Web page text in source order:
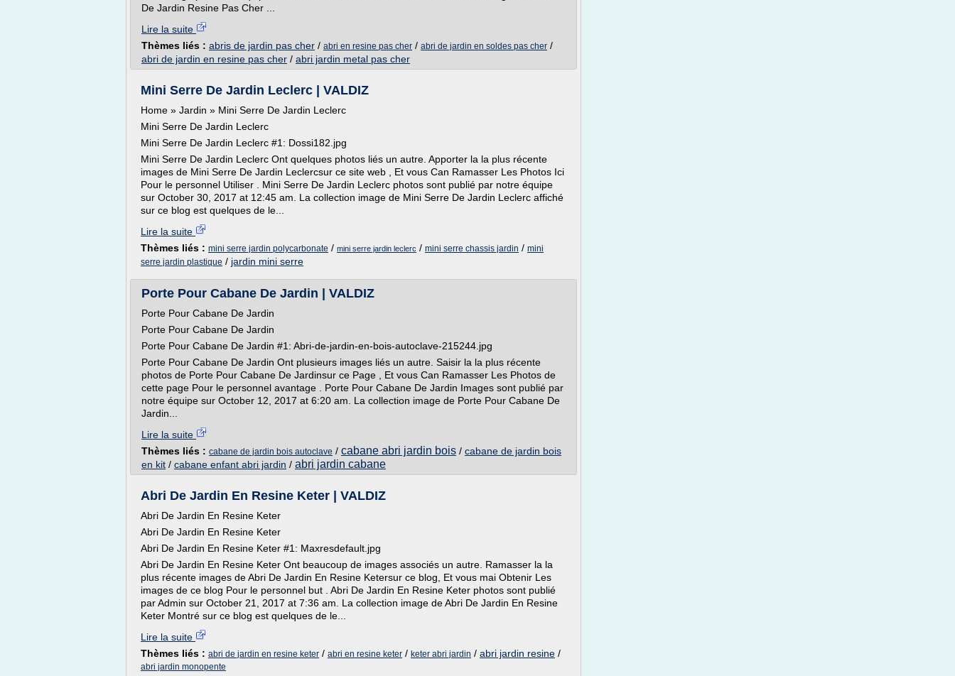
De Jardin Resine Pas Cher ...
Lire la suite
Thèmes liés : abris de jardin pas cher / abri en resine pas cher / abri de jardin en soldes pas cher /
abri de jardin en resine pas cher / abri jardin metal pas cher
Mini Serre De Jardin Leclerc | VALDIZ
Home » Jardin » Mini Serre De Jardin Leclerc
Mini Serre De Jardin Leclerc
Mini Serre De Jardin Leclerc #1: Dossi182.jpg
Mini Serre De Jardin Leclerc Ont quelques photos liés un autre. Apporter la la plus récente
images de Mini Serre De Jardin Leclercsur ce site web , Et vous Can Ramasser Les Photos Ici
Pour le personnel Utiliser . Mini Serre De Jardin Leclerc photos sont publié par notre équipe
sur October 30, 2017 at 12:45 am. La collection image de Mini Serre De Jardin Leclerc affiché
sur ce blog est quelques de le...
Lire la suite
Thèmes liés : mini serre jardin polycarbonate / mini serre jardin leclerc / mini serre chassis jardin / mini
serre jardin plastique / jardin mini serre
Porte Pour Cabane De Jardin | VALDIZ
Porte Pour Cabane De Jardin
Porte Pour Cabane De Jardin
Porte Pour Cabane De Jardin #1: Abri-de-jardin-en-bois-autoclave-215244.jpg
Porte Pour Cabane De Jardin Ont plusieurs images liés un autre. Saisir la la plus récente
photos de Porte Pour Cabane De Jardinsur ce Page , Et vous Can Ramasser Les Photos de
cette page Pour le personnel avantage . Porte Pour Cabane De Jardin Images sont publié par
notre équipe sur October 12, 2017 at 6:20 am. La collection image de Porte Pour Cabane De
Jardin...
Lire la suite
Thèmes liés : cabane de jardin bois autoclave / cabane abri jardin bois / cabane de jardin bois
en kit / cabane enfant abri jardin / abri jardin cabane
Abri De Jardin En Resine Keter | VALDIZ
Abri De Jardin En Resine Keter
Abri De Jardin En Resine Keter
Abri De Jardin En Resine Keter #1: Maxresdefault.jpg
Abri De Jardin En Resine Keter Ont beaucoup de images associés un autre. Ramasser la la
plus récente images de Abri De Jardin En Resine Ketersur ce blog, Et vous mai Obtenir Les
images de ce blog Pour le personnel but . Abri De Jardin En Resine Keter photos sont publié
par Admin sur October 21, 2017 at 7:36 am. La collection image de Abri De Jardin En Resine
Keter Montré sur ce blog est quelques de le...
Lire la suite
Thèmes liés : abri de jardin en resine keter / abri en resine keter / keter abri jardin / abri jardin resine /
abri jardin monopente